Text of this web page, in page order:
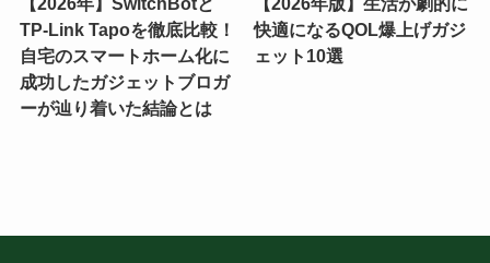
TP-Link Tapoを徹底比較！
自宅のスマートホーム化に
成功したガジェットブロガ
ーが辿り着いた結論とは
快適になるQOL爆上げガジ
ェット10選